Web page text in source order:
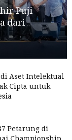
Puji
dari
Aset Intelektual
Cipta untuk
Petarung di
Championship